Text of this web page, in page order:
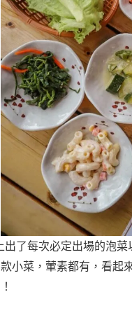
出了每次必定出場的泡
小菜，葷素都有，看起